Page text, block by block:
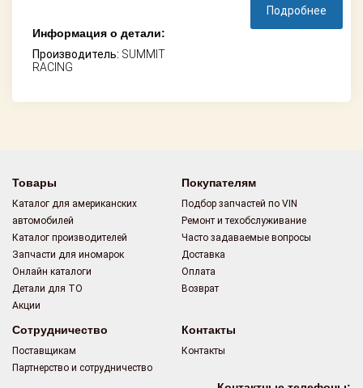
Информация о детали:
Производитель: SUMMIT
RACING
Подробнее
Товары
Каталог для американских
автомобилей
Каталог производителей
Запчасти для иномарок
Онлайн каталоги
Детали для ТО
Акции
Покупателям
Подбор запчастей по VIN
Ремонт и техобслуживание
Часто задаваемые вопросы
Доставка
Оплата
Возврат
Сотрудничество
Поставщикам
Партнерство и сотрудничество
Контакты
Контакты